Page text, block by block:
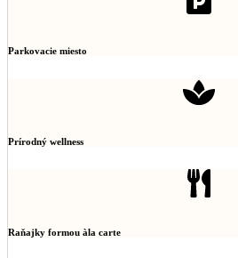
Parkovacie miesto
Prírodný wellness
Raňajky formou àla carte